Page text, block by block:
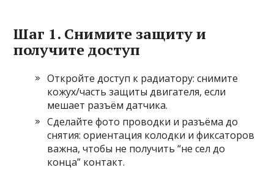
Шаг 1. Снимите защиту и
получите доступ
Откройте доступ к радиатору: снимите
кожух/часть защиты двигателя, если
мешает разъём датчика.
Сделайте фото проводки и разъёма до
снятия: ориентация колодки и фиксаторов
важна, чтобы не получить “не сел до
конца” контакт.